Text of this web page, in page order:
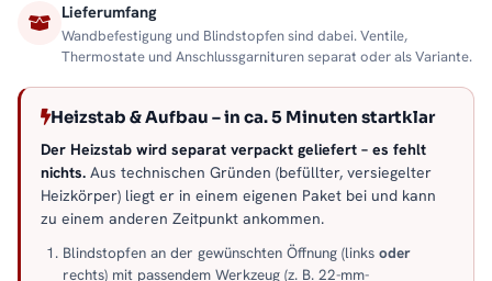
Lieferumfang
Wandbefestigung und Blindstopfen sind dabei. Ventile,
Thermostate und Anschlussgarnituren separat oder als Variante.
Heizstab & Aufbau – in ca. 5 Minuten startklar
Der Heizstab wird separat verpackt geliefert – es fehlt
nichts. Aus technischen Gründen (befüllter, versiegelter
Heizkörper) liegt er in einem eigenen Paket bei und kann
zu einem anderen Zeitpunkt ankommen.
Blindstopfen an der gewünschten Öffnung (links oder
rechts) mit passendem Werkzeug (z. B. 22-mm-